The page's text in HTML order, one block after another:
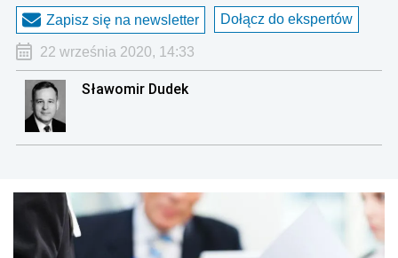
Zapisz się na newsletter Dołącz do ekspertów
22 września 2020, 14:33
Sławomir Dudek